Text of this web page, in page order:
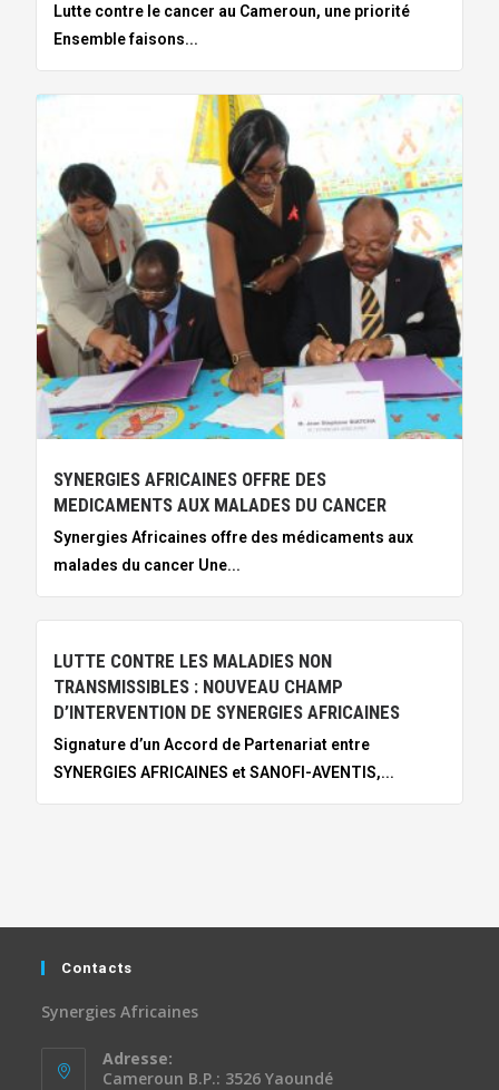
Lutte contre le cancer au Cameroun, une priorité
Ensemble faisons...
SYNERGIES AFRICAINES OFFRE DES
MEDICAMENTS AUX MALADES DU CANCER
Synergies Africaines offre des médicaments aux
malades du cancer Une...
LUTTE CONTRE LES MALADIES NON
TRANSMISSIBLES : NOUVEAU CHAMP
D’INTERVENTION DE SYNERGIES AFRICAINES
Signature d’un Accord de Partenariat entre
SYNERGIES AFRICAINES et SANOFI-AVENTIS,...
Contacts
Synergies Africaines
Adresse:
Cameroun B.P.: 3526 Yaoundé